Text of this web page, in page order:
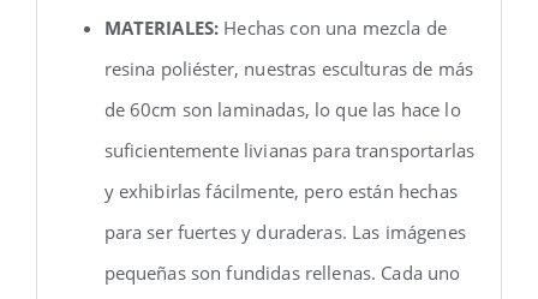
MATERIALES: Hechas con una mezcla de
resina poliéster, nuestras esculturas de más
de 60cm son laminadas, lo que las hace lo
suficientemente livianas para transportarlas
y exhibirlas fácilmente, pero están hechas
para ser fuertes y duraderas. Las imágenes
pequeñas son fundidas rellenas. Cada uno